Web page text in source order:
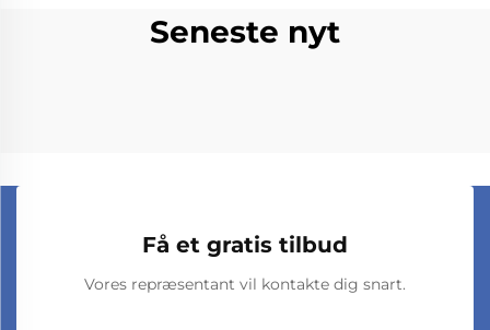
Seneste nyt
Få et gratis tilbud
Vores repræsentant vil kontakte dig snart.